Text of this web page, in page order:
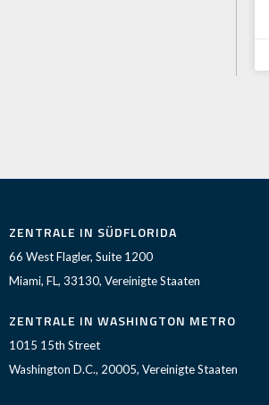
ZENTRALE IN SÜDFLORIDA
66 West Flagler, Suite 1200
Miami, FL, 33130, Vereinigte Staaten
ZENTRALE IN WASHINGTON METRO
1015 15th Street
Washington D.C., 20005, Vereinigte Staaten